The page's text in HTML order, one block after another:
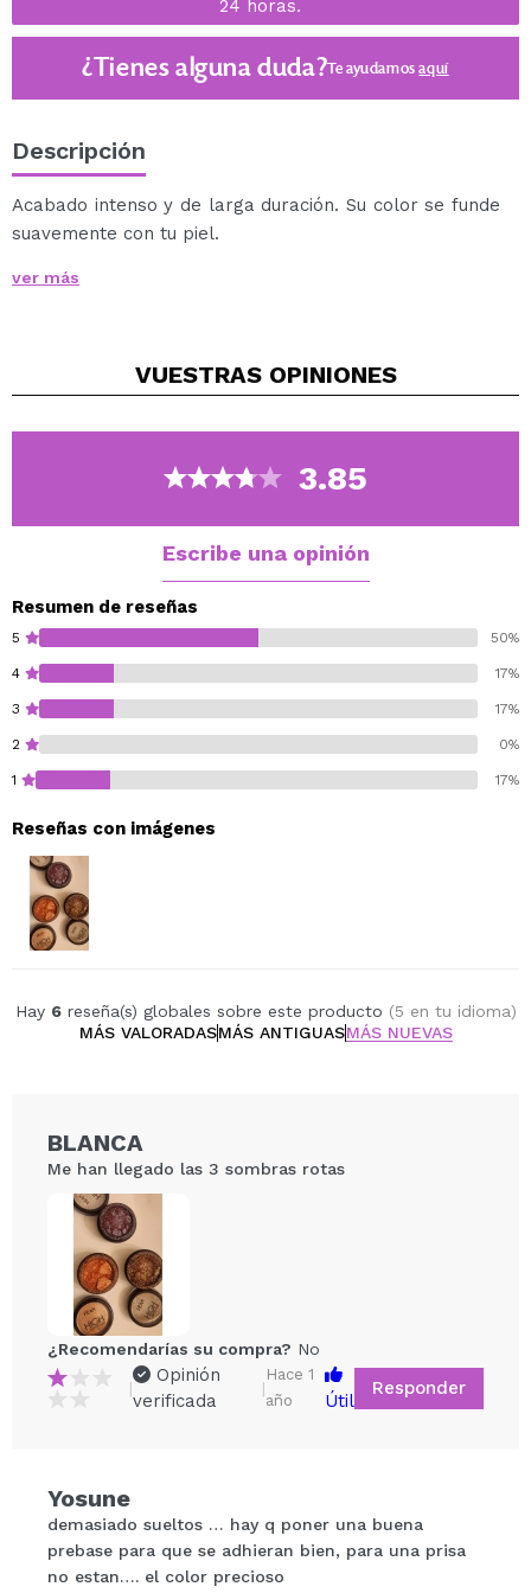
24 horas.
¿Tienes alguna duda?Te ayudamosaquí
Descripción
Acabado intenso y de larga duración. Su color se funde
suavemente con tu piel.
facilidad de aplicación.
ver más
VUESTRAS OPINIONES
3.85
Escribe una opinión
Resumen de reseñas
5 50%
4 17%
3 17%
2 0%
1 17%
Reseñas con imágenes
Hay 6reseña(s) globales sobre este producto (5 en tu idioma)
MÁS VALORADASMÁS ANTIGUASMÁS NUEVAS
Compartir un vídeo o una foto
Tu vídeo podría ser el primero. Imagínatelo...
ENVIAR
BLANCA
Me han llegado las 3 sombras rotas
¿Recomendarías su compra? No
|
Opinión
verificada
|
Hace 1
año
Útil
Responder
Yosune
demasiado sueltos … hay q poner una buena
prebase para que se adhieran bien, para una prisa
no estan…. el color precioso